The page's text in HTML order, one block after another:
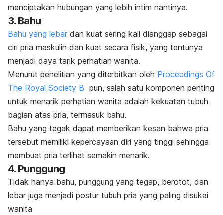
menciptakan hubungan yang lebih intim nantinya.
3. Bahu
Bahu yang lebar dan kuat sering kali dianggap sebagai
ciri pria maskulin dan kuat secara fisik, yang tentunya
menjadi daya tarik perhatian wanita.
Menurut penelitian yang diterbitkan oleh Proceedings Of
The Royal Society B pun, salah satu komponen penting
untuk menarik perhatian wanita adalah kekuatan tubuh
bagian atas pria, termasuk bahu.
Bahu yang tegak dapat memberikan kesan bahwa pria
tersebut memiliki kepercayaan diri yang tinggi sehingga
membuat pria terlihat semakin menarik.
4. Punggung
Tidak hanya bahu, punggung yang tegap, berotot, dan
lebar juga menjadi postur tubuh pria yang paling disukai
wanita